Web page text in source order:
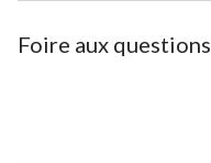
Foire aux questions